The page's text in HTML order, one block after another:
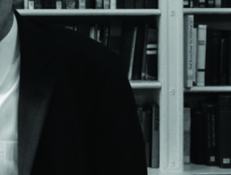
CATALOGO
IN USCITA